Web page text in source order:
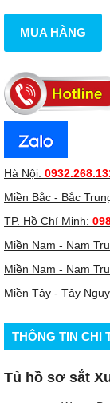
MUA HÀNG
Hà Nội:
Miền Bắc - Bắc
TP. Hồ Chí Minh:
Miền Nam - Nam
Miền Nam - Nam
Miền Tây - Tây
THÔNG TIN CHI
Tủ hồ sơ sắt